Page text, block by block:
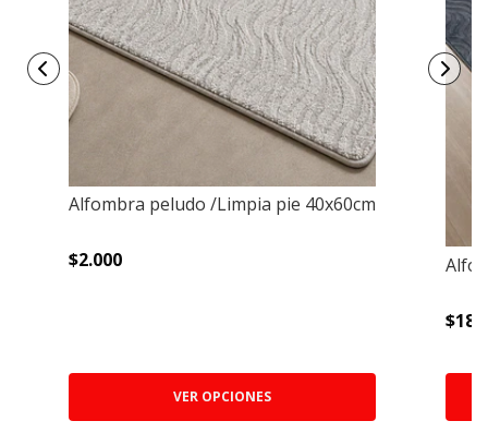
Alfombra peludo /Limpia pie 40x60cm
$2.000
VER OPCIONES